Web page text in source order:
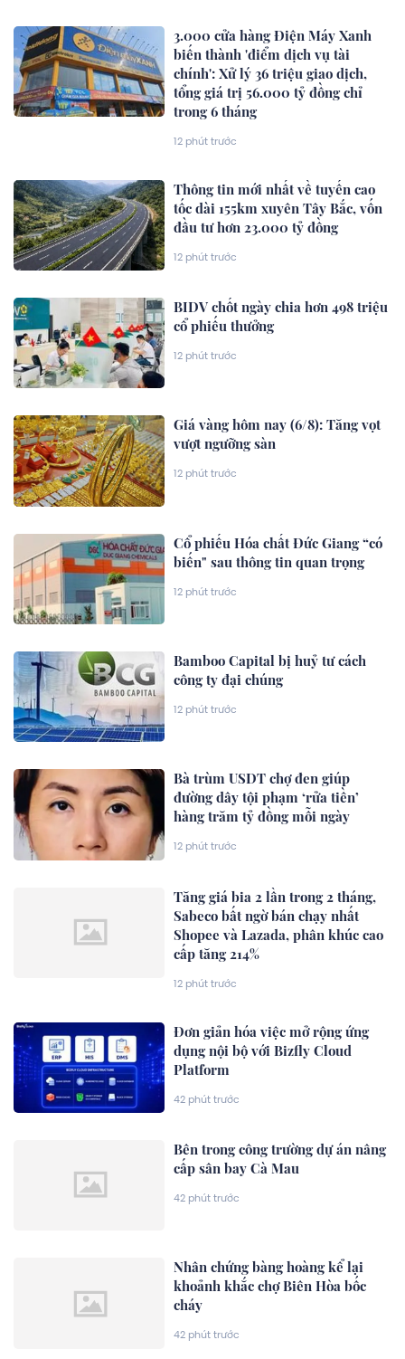
3.000 cửa hàng Điện Máy Xanh
biến thành 'điểm dịch vụ tài
chính': Xử lý 36 triệu giao dịch,
tổng giá trị 56.000 tỷ đồng chỉ
trong 6 tháng
12 phút trước
Thông tin mới nhất về tuyến cao
tốc dài 155km xuyên Tây Bắc, vốn
đầu tư hơn 23.000 tỷ đồng
12 phút trước
BIDV chốt ngày chia hơn 498 triệu
cổ phiếu thưởng
12 phút trước
Giá vàng hôm nay (6/8): Tăng vọt
vượt ngưỡng sàn
12 phút trước
Cổ phiếu Hóa chất Đức Giang “có
biến" sau thông tin quan trọng
12 phút trước
Bamboo Capital bị huỷ tư cách
công ty đại chúng
12 phút trước
Bà trùm USDT chợ đen giúp
đường dây tội phạm ‘rửa tiền’
hàng trăm tỷ đồng mỗi ngày
12 phút trước
Tăng giá bia 2 lần trong 2 tháng,
Sabeco bất ngờ bán chạy nhất
Shopee và Lazada, phân khúc cao
cấp tăng 214%
12 phút trước
Đơn giản hóa việc mở rộng ứng
dụng nội bộ với Bizfly Cloud
Platform
42 phút trước
Bên trong công trường dự án nâng
cấp sân bay Cà Mau
42 phút trước
Nhân chứng bàng hoàng kể lại
khoảnh khắc chợ Biên Hòa bốc
cháy
42 phút trước